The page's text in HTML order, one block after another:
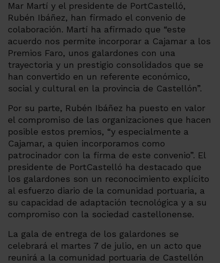
Mar Martí y el presidente de PortCastelló,
Rubén Ibáñez, han firmado el convenio de
colaboración. Martí ha afirmado que “este
acuerdo nos permite incorporar a Cajamar a los
Premios Faro, unos galardones con una
trayectoria y un prestigio consolidados que se
han convertido en un referente económico,
social y cultural en la provincia de Castellón”.
Por su parte, Rubén Ibáñez ha puesto en valor
el compromiso de las organizaciones que hacen
posible estos premios, “y especialmente a
Cajamar, a quien incorporamos como
patrocinador con la firma de este convenio”. El
presidente de PortCastelló ha destacado que
los galardones son un reconocimiento explícito
al esfuerzo diario de la comunidad portuaria, a
su capacidad de adaptación tecnológica y a su
compromiso con la sociedad castellonense.
La gala de entrega de los galardones se
celebrará el martes 7 de julio, en un acto que
reunirá a la comunidad portuaria de Castellón